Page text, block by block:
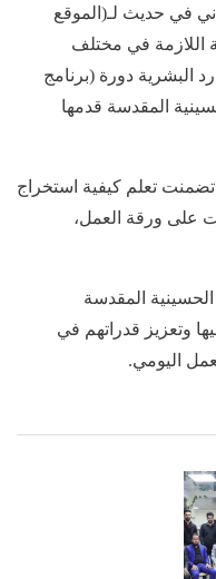
في حديث لـ(الموقع
اللازمة في مختلف
البشرية دورة (برنامج
المقدسة قدمها
تعلم كيفية استخراج
على ورقة العمل،
المقدسة
وتعزيز قدراتهم في
اليومي.